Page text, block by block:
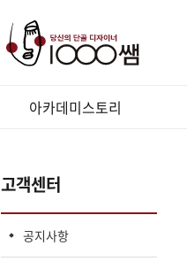
아카데미스토리
고객센터
공지사항